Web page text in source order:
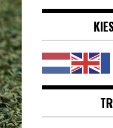
voetbal |